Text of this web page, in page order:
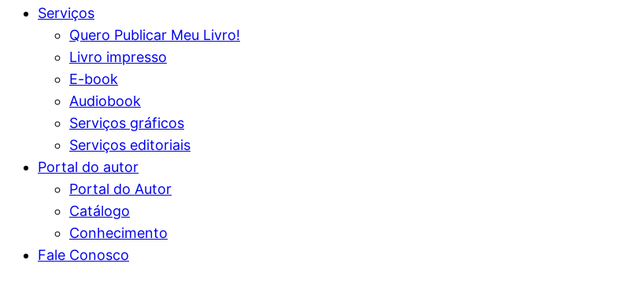
Serviços
Quero Publicar Meu Livro!
Livro impresso
E-book
Audiobook
Serviços gráficos
Serviços editoriais
Portal do autor
Portal do Autor
Catálogo
Conhecimento
Fale Conosco